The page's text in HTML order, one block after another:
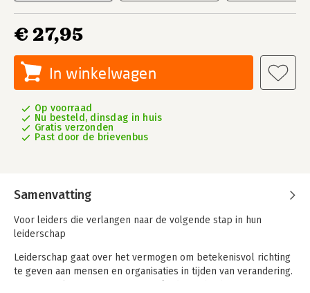
€ 27,95
In winkelwagen
Op voorraad
Nu besteld, dinsdag in huis
Gratis verzonden
Past door de brievenbus
Samenvatting
Voor leiders die verlangen naar de volgende stap in hun
leiderschap
Leiderschap gaat over het vermogen om betekenisvol richting
te geven aan mensen en organisaties in tijden van verandering.